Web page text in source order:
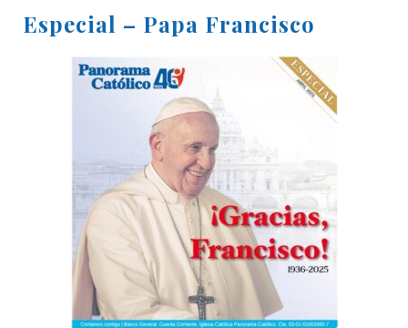
Especial – Papa Francisco